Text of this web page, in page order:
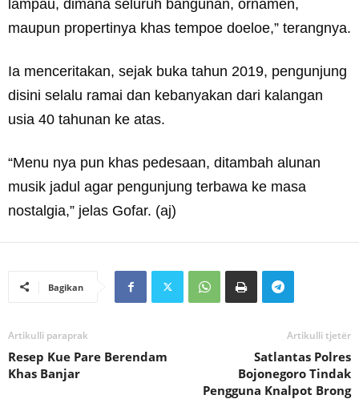
lampau, dimana seluruh bangunan, ornamen,
maupun propertinya khas tempoe doeloe,” terangnya.
Ia menceritakan, sejak buka tahun 2019, pengunjung
disini selalu ramai dan kebanyakan dari kalangan
usia 40 tahunan ke atas.
“Menu nya pun khas pedesaan, ditambah alunan
musik jadul agar pengunjung terbawa ke masa
nostalgia,” jelas Gofar. (aj)
Bagikan
Artikulli paraprak
Resep Kue Pare Berendam
Khas Banjar
Artikulli tjetër
Satlantas Polres
Bojonegoro Tindak
Pengguna Knalpot Brong